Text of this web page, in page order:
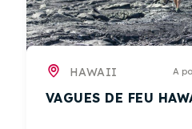
HAWAII A
VAGUES DE FEU